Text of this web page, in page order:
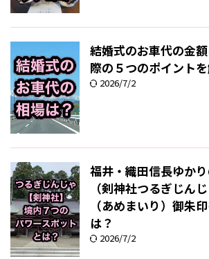
結婚式のお車代の金
際の５つのポイント
2026/7/2
福井・織田信長ゆかり
（剣神社つるぎじん
（あめまいり）御朱
は？
2026/7/2